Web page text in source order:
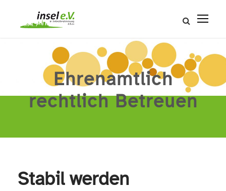
Ehrenamtlich
rechtlich Betreuen
Stabil werden